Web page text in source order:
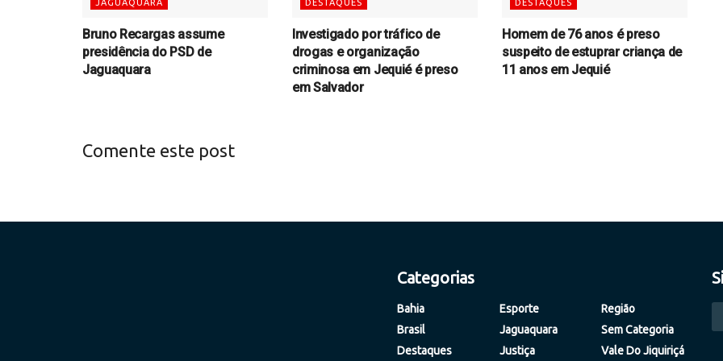
JAGUAQUARA
Bruno Recargas assume
presidência do PSD de
Jaguaquara
DESTAQUES
Investigado por tráfico de
drogas e organização
criminosa em Jequié é preso
em Salvador
DESTAQUES
Homem de 76 anos é preso
suspeito de estuprar criança de
11 anos em Jequié
Comente este post
Categorias
Bahia
Brasil
Destaques
Esporte
Jaguaquara
Justiça
Região
Sem Categoria
Vale Do Jiquiriçá